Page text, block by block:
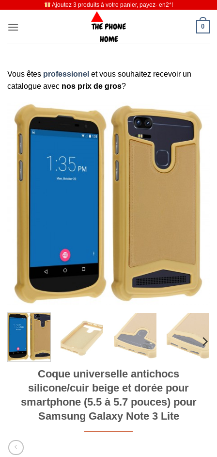
contenu
Ajoutez 3 produits à votre panier, payez- en2*!
0
Vous êtes professionel et vous souhaitez recevoir un
catalogue avec nos prix de gros?
Coque universelle antichocs
silicone/cuir beige et dorée pour
smartphone (5.5 à 5.7 pouces) pour
Samsung Galaxy Note 3 Lite